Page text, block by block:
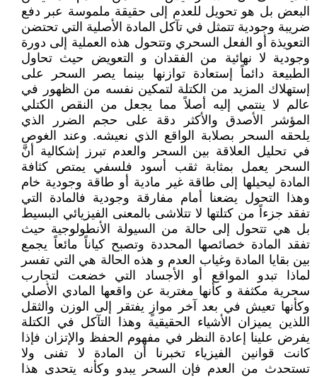
البعض بل هو تحويل للعدم إلى حقيقة ملموسة عبر دفع
ضريبة وجودية تتمثل في تآكل المادة الأصلية التي تحتضن
التعويذة أو الفعل السحري وتتحول هذه العملية إلى دورة
وجودية لا نهائية من الفقدان و التعويض حيث تحاول
الطبيعة دائماً إستعادة توازنها بينما يصر السحر على
إستهلاك المزيد من الكتلة لتمكين نفسه من الظهور في
عالم لا ينتمي إليه أصلاً مما يجعل من النقص الكتلي
المؤشر الأصدق والأكثر دقة على حجم الضرر الذي
يلحقه السحر بصلابة الواقع الذي نعيشه. وعند الغوص
في تحليل العلاقة بين السحر والعدم تبرز إشكالية أنَّ
السحر يعمل بمثابة ثقب أسود فلسفي يمتص كثافة
المادة ليحيلها إلى طاقة غير مادية أو طاقة وجودية خام
وهذا التحول يضعنا أمام مفارقة وجودية فالمادة التي
تفقد جزءاً من كتلتها لا تتلاشى بالمعنى الفيزيائي البسيط
بل هي تتحول إلى حالة من السيولة الأنطولوجية حيث
تفقد المادة خصائصها المحددة وتصبح كياناً مائعاً يجمع
بين بقايا المادة وغياب العدم و هذه الحالة هي التي تفسر
لماذا تبدو المواقع أو الأجساد التي خضعت لتجارب
سحرية مكثفة و كأنها مغتربة عن واقعها المادي الأصلي
وكأنها تعيش في بعد آخر موازٍ يفتقر إلى الوزن والثقل
اللذين يميزان الأشياء الحقيقية وهذا التآكل في الكتلة
يفرض علينا إعادة النظر في مفهوم الحفظ والإتزان فإذا
كانت قوانين الفيزياء تخبرنا أن المادة لا تفنى ولا
تستحدث من العدم فإن السحر يبدو وكأنه يتحدى هذا